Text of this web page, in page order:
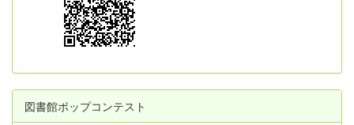
図書館ポップコンテスト